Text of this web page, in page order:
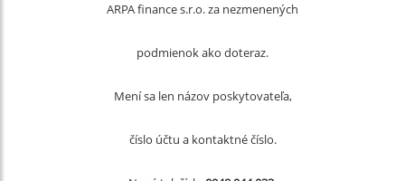
ARPA finance s.r.o. za nezmenených
podmienok ako doteraz.
Mení sa len názov poskytovateľa,
číslo účtu a kontaktné číslo.